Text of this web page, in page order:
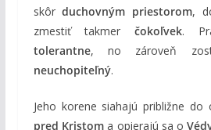
skôrduchovným priestorom,
zmestiť takmerčokoľvek.
tolerantne, no zároveň
neuchopiteľný.
Jeho korene siahajú približne do
pred Kristom a opierajú sa o